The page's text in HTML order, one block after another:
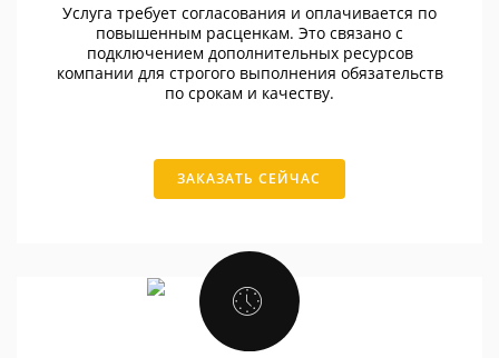
Услуга требует согласования и оплачивается по
повышенным расценкам. Это связано с
подключением дополнительных ресурсов
компании для строгого выполнения обязательств
по срокам и качеству.
ЗАКАЗАТЬ СЕЙЧАС